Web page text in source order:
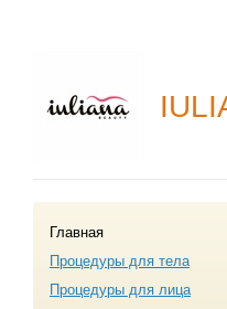
Главная
Процедуры для тела
Процедуры для лица